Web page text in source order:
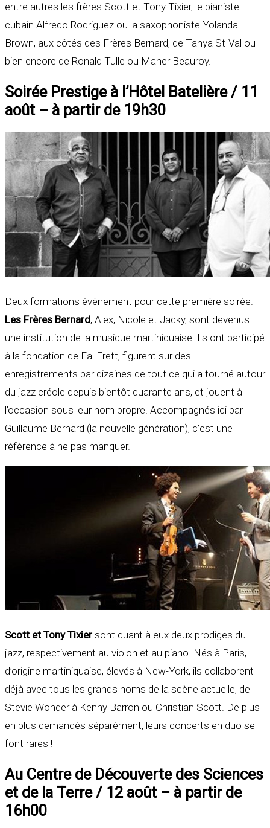
entre autres les frères Scott et Tony Tixier, le pianiste
cubain Alfredo Rodriguez ou la saxophoniste Yolanda
Brown, aux côtés des Frères Bernard, de Tanya St-Val ou
bien encore de Ronald Tulle ou Maher Beauroy.
Soirée Prestige à l’Hôtel Batelière / 11
août – à partir de 19h30
Deux formations évènement pour cette première soirée.
Les Frères Bernard, Alex, Nicole et Jacky, sont devenus
une institution de la musique martiniquaise. Ils ont participé
à la fondation de Fal Frett, figurent sur des
enregistrements par dizaines de tout ce qui a tourné autour
du jazz créole depuis bientôt quarante ans, et jouent à
l’occasion sous leur nom propre. Accompagnés ici par
Guillaume Bernard (la nouvelle génération), c’est une
référence à ne pas manquer.
Scott et Tony Tixier sont quant à eux deux prodiges du
jazz, respectivement au violon et au piano. Nés à Paris,
d’origine martiniquaise, élevés à New-York, ils collaborent
déjà avec tous les grands noms de la scène actuelle, de
Stevie Wonder à Kenny Barron ou Christian Scott. De plus
en plus demandés séparément, leurs concerts en duo se
font rares !
Au Centre de Découverte des Sciences
et de la Terre / 12 août – à partir de
16h00